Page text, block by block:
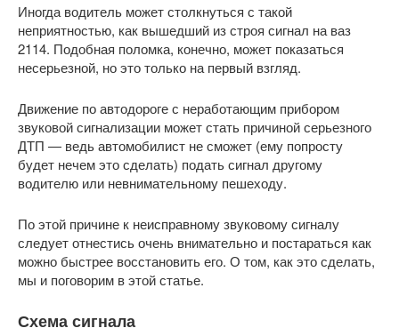
Иногда водитель может столкнуться с такой
неприятностью, как вышедший из строя сигнал на ваз
2114. Подобная поломка, конечно, может показаться
несерьезной, но это только на первый взгляд.
Движение по автодороге с неработающим прибором
звуковой сигнализации может стать причиной серьезного
ДТП — ведь автомобилист не сможет (ему попросту
будет нечем это сделать) подать сигнал другому
водителю или невнимательному пешеходу.
По этой причине к неисправному звуковому сигналу
следует отнестись очень внимательно и постараться как
можно быстрее восстановить его. О том, как это сделать,
мы и поговорим в этой статье.
Схема сигнала